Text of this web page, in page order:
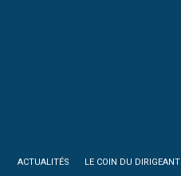
ACTUALITÉS LE COIN DU DIRIGEANT